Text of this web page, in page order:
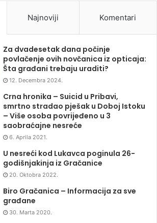
Najnoviji Komentari
Za dvadesetak dana počinje
povlačenje ovih novčanica iz opticaja:
Šta građani trebaju uraditi?
12. Decembra 2024.
Crna hronika – Suicid u Pribavi,
smrtno stradao pješak u Doboj Istoku
– Više osoba povrijeđeno u 3
saobraćajne nesreće
6. Aprila 2021.
U nesreći kod Lukavca poginula 26-
godišnjakinja iz Gračanice
20. Oktobra 2022.
Biro Gračanica – Informacija za sve
građane
30. Marta 2020.